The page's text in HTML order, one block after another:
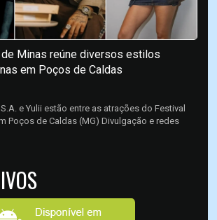
de Minas reúne diversos estilos
em Poços de Caldas
e Yulii estão entre as atrações do Festival
Poços de Caldas (MG) Divulgação e redes